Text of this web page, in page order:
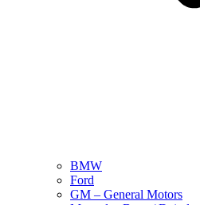
BMW
Ford
GM – General Motors